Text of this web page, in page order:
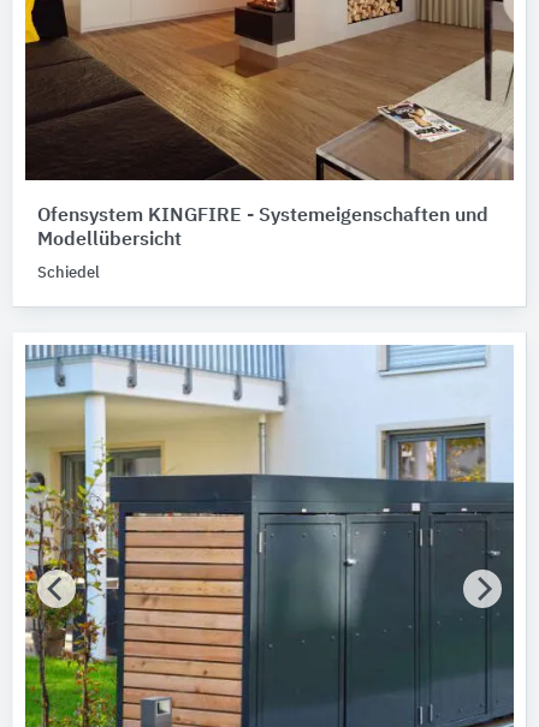
Ofensystem KINGFIRE - Systemeigenschaften und
Modellübersicht
Schiedel